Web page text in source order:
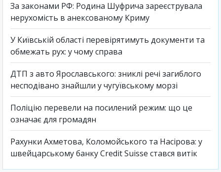
За законами РФ: Родина Шуфрича зареєструвала
нерухомість в анексованому Криму
У Київській області перевірятимуть документи та
обмежать рух: у чому справа
ДТП з авто Ярославського: зниклі речі загиблого
несподівано знайшли у чугуївському морзі
Поліцію перевели на посилений режим: що це
означає для громадян
Рахунки Ахметова, Коломойського та Насірова: у
швейцарському банку Credit Suisse стався витік